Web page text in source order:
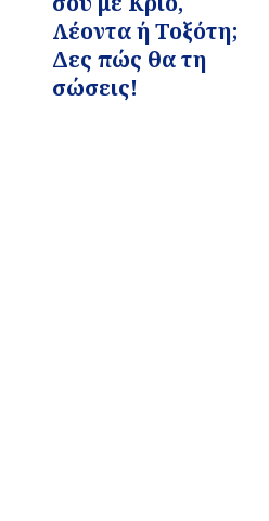
Λέοντα ή Τοξότη;
Δες πώς θα τη
σώσεις!